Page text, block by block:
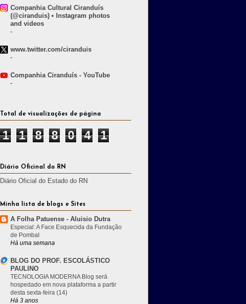
Companhia Cultural Ciranduís
(@ciranduis) • Instagram photos
and videos
-
www.twitter.com/ciranduis
-
Companhia Ciranduís - YouTube
-
Total de visualizações de página
1 1 8 8 0 4 1
Diário Oficinal do RN
Diário Oficial do Estado do RN
Minha lista de blogs e Sites
A Folha Patuense - Aluisio Dutra
Especial: A Face Esquecida da Fundação
de Pombal
Há uma semana
BLOG DO PROF. ESCOLÁSTICO
PAULINO
TECNOLOGIA MODERNA Blog será
hospedado em nova plataforma a partir
desta sexta-feira (14)
Há 3 anos